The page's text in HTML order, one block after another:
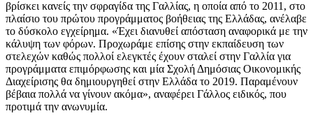
βρίσκει κανείς την σφραγίδα της Γαλλίας, η οποία από το 2011, στο
πλαίσιο του πρώτου προγράμματος βοήθειας της Ελλάδας, ανέλαβε
το δύσκολο εγχείρημα. «Έχει διανυθεί απόσταση αναφορικά με την
κάλυψη των φόρων. Προχωράμε επίσης στην εκπαίδευση των
στελεχών καθώς πολλοί ελεγκτές έχουν σταλεί στην Γαλλία για
προγράμματα επιμόρφωσης και μία Σχολή Δημόσιας Οικονομικής
Διαχείρισης θα δημιουργηθεί στην Ελλάδα το 2019. Παραμένουν
βέβαια πολλά να γίνουν ακόμα», αναφέρει Γάλλος ειδικός, που
προτιμά την ανωνυμία.